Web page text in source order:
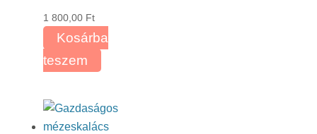
1 800,00 Ft
Kosárba
teszem